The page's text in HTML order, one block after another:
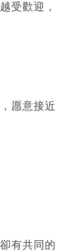
受歡迎，
愿意接近
有共同的